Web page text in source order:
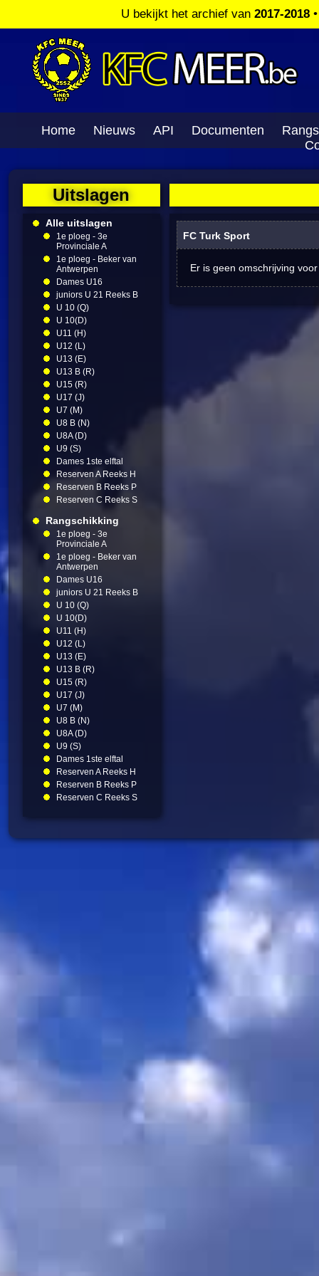
U bekijkt het archief van 2017-2018
Home Nieuws API Documenten
Uitslagen
Alle uitslagen
1e ploeg - 3e
Provinciale A
1e ploeg - Beker van
Antwerpen
Dames U16
juniors U 21 Reeks B
U 10 (Q)
U 10(D)
U11 (H)
U12 (L)
U13 (E)
U13 B (R)
U15 (R)
U17 (J)
U7 (M)
U8 B (N)
U8A (D)
U9 (S)
Dames 1ste elftal
Reserven A Reeks H
Reserven B Reeks P
Reserven C Reeks S
Rangschikking
1e ploeg - 3e
Provinciale A
1e ploeg - Beker van
Antwerpen
Dames U16
juniors U 21 Reeks B
U 10 (Q)
U 10(D)
U11 (H)
U12 (L)
U13 (E)
U13 B (R)
U15 (R)
U17 (J)
U7 (M)
U8 B (N)
U8A (D)
U9 (S)
Dames 1ste elftal
Reserven A Reeks H
Reserven B Reeks P
Reserven C Reeks S
FC Turk Sport
Er is geen omschrijving